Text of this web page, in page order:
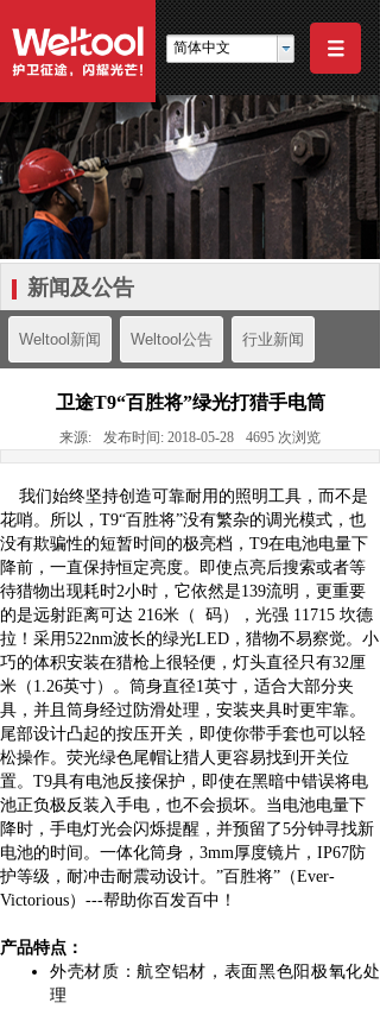
简体中文
新闻及公告
Weltool新闻 Weltool公告 行业新闻
卫途T9“百胜将”绿光打猎手电筒
来源: 发布时间: 2018-05-28 4695 次浏览
我们始终坚持创造可靠耐用的照明工具，而不是
花哨。所以，T9“百胜将”没有繁杂的调光模式，也
没有欺骗性的短暂时间的极亮档，T9在电池电量下
降前，一直保持恒定亮度。即使点亮后搜索或者等
待猎物出现耗时2小时，它依然是139流明，更重要
的是远射距离可达 216米（ 码），光强 11715 坎德
拉！采用522nm波长的绿光LED，猎物不易察觉。小
巧的体积安装在猎枪上很轻便，灯头直径只有32厘
米（1.26英寸）。筒身直径1英寸，适合大部分夹
具，并且筒身经过防滑处理，安装夹具时更牢靠。
尾部设计凸起的按压开关，即使你带手套也可以轻
松操作。荧光绿色尾帽让猎人更容易找到开关位
置。T9具有电池反接保护，即使在黑暗中错误将电
池正负极反装入手电，也不会损坏。当电池电量下
降时，手电灯光会闪烁提醒，并预留了5分钟寻找新
电池的时间。一体化筒身，3mm厚度镜片，IP67防
护等级，耐冲击耐震动设计。 ”百胜将” （Ever-
Victorious）---帮助你百发百中！
产品特点：
外壳材质：航空铝材，表面黑色阳极氧化处
理